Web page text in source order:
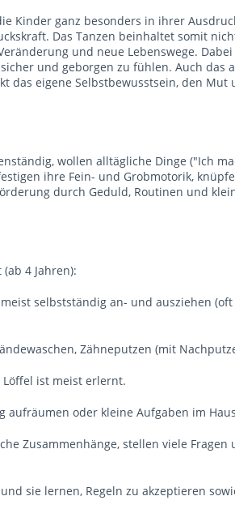
Kinder ganz besonders in ihrer
Das Tanzen beinhaltet somit
und neue Lebenswege.
und geborgen zu fühlen. Auch
das eigene Selbstbewusstsein, den
wollen alltägliche Dinge ("Ich
ihre Fein- und Grobmotorik,
durch Geduld, Routinen und
4 Jahren):
selbstständig an- und ausziehen
Zähneputzen (mit
Löffel ist meist erlernt.
aufräumen oder kleine Aufgaben im
Zusammenhänge, stellen viele
sie lernen, Regeln zu akzeptieren